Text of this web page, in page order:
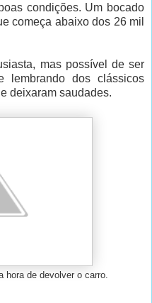
condições. Um bocado
começa abaixo dos 26 mil
mas possível de ser
lembrando dos clássicos
deixaram saudades.
hora de devolver o carro.